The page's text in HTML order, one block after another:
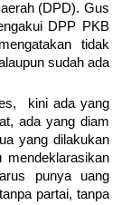
(DPD). Gus
DPP PKB
tidak
sudah ada
kini ada yang
ada yang diam
yang dilakukan
punya uang
partai, tanpa